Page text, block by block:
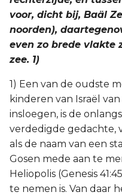
Hebreeën
Jakobus
1 Petrus
2 Petrus
1 Johannes
2 Johannes
3 Johannes
voor, dicht bij, Baäl
noorden),
even zo brede vlakte
zee. 1)
1) Een van de oudste
kinderen van Israël
insloegen, is de
verdedigde gedachte,
als de naam van een
Gosen mede aan te
Heliopolis (Genesis
te nemen is. Van daar